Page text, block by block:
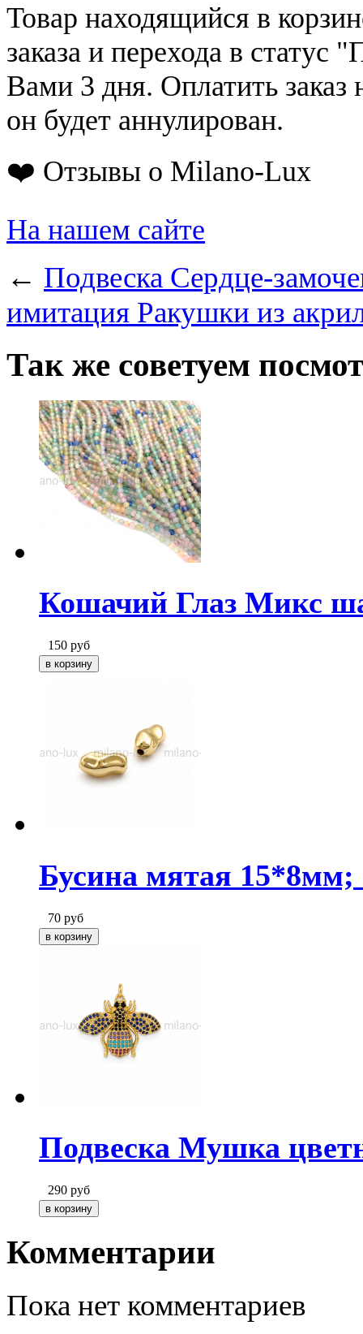
Товар находящийся в
заказа и перехода в статус
Вами 3 дня. Оплатить заказ
он будет аннулирован.
❤️ Отзывы о Milano-Lux
На нашем сайте
← Подвеска Сердце-
имитация Ракушки из
Так же советуем
Кошачий Глаз Микс
150 руб
Бусина мятая 15*8мм;
70 руб
Подвеска Мушка
290 руб
Комментарии
Пока нет комментариев